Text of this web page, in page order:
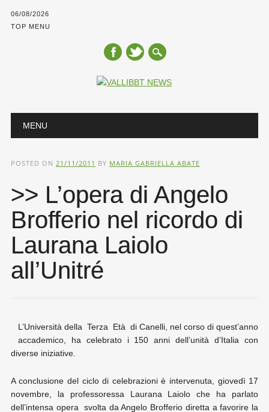
06/08/2026
TOP MENU
Main menu
MENU
POSTED ON 21/11/2011 BY MARIA GABRIELLA ABATE
>> L’opera di Angelo
Brofferio nel ricordo di
Laurana Laiolo
all’Unitré
L’Università della Terza Età di Canelli, nel corso di quest’anno
accademico, ha celebrato i 150 anni dell’unità d’Italia con
diverse iniziative.
A conclusione del ciclo di celebrazioni è intervenuta, giovedì 17
novembre, la professoressa Laurana Laiolo che ha parlato
dell’intensa opera svolta da Angelo Brofferio diretta a favorire la